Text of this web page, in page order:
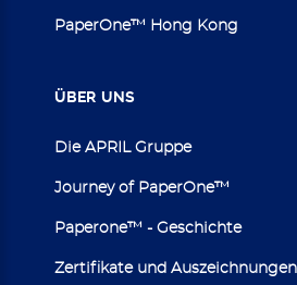
PaperOne™ Hong Kong
ÜBER UNS
Die APRIL Gruppe
Journey of PaperOne™
Paperone™ - Geschichte
Zertifikate und Auszeichnungen